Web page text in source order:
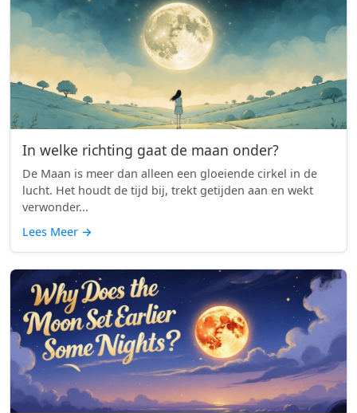
In welke richting gaat de maan onder?
De Maan is meer dan alleen een gloeiende cirkel in de
lucht. Het houdt de tijd bij, trekt getijden aan en wekt
verwonder...
Lees Meer →